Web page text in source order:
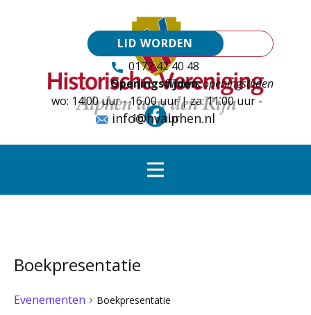
LID WORDEN
0172 42 40 48
Tijdens openingstijden
Openingstijden:
wo: 14.00 uur - 16.00 uur | za: 11.00 uur -
16.00 uur
info@hvalphen.nl
Boekpresentatie
Evenementen Boekpresentatie